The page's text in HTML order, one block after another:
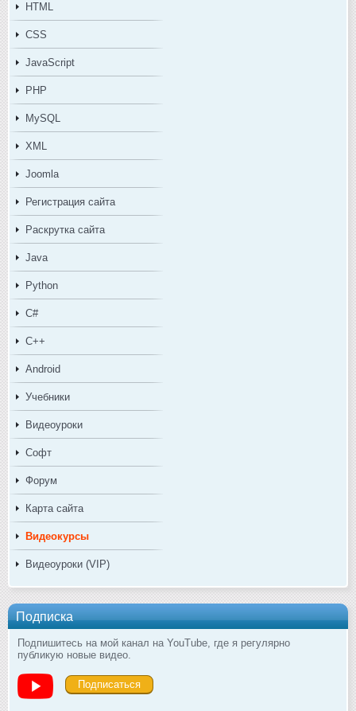
HTML
CSS
JavaScript
PHP
MySQL
XML
Joomla
Регистрация сайта
Раскрутка сайта
Java
Python
C#
C++
Android
Учебники
Видеоуроки
Софт
Форум
Карта сайта
Видеокурсы
Видеоуроки (VIP)
Подписка
Подпишитесь на мой канал на YouTube, где я регулярно
публикую новые видео.
Подписаться